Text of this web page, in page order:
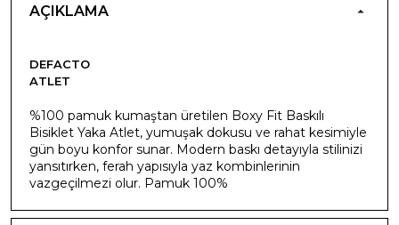
AÇIKLAMA
DEFACTO
ATLET
%100 pamuk kumaştan üretilen Boxy Fit Baskılı
Bisiklet Yaka Atlet, yumuşak dokusu ve rahat kesimiyle
gün boyu konfor sunar. Modern baskı detayıyla stilinizi
yansıtırken, ferah yapısıyla yaz kombinlerinin
vazgeçilmezi olur. Pamuk 100%